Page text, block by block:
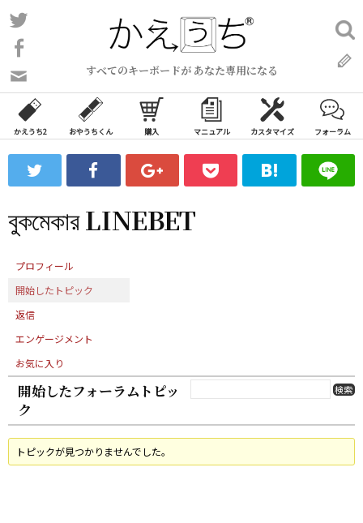
コ
ン
ン
ツ
ス
ッ
すべてのキーボードが あなた専用になる
い
合
わ
フ
ォ
ム
検
索:
かえうち2 おやうちくん 購入 マニュアル カスタマイズ フォーラム
বুকমেকার LINEBET
プロフィール
開始したトピック
返信
エンゲージメント
お気に入り
開始したフォーラムトピッ
ク
トピックが見つかりませんでした。